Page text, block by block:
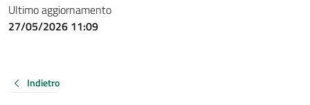
Ultimo aggiornamento
27/05/2026 11:09
Indietro